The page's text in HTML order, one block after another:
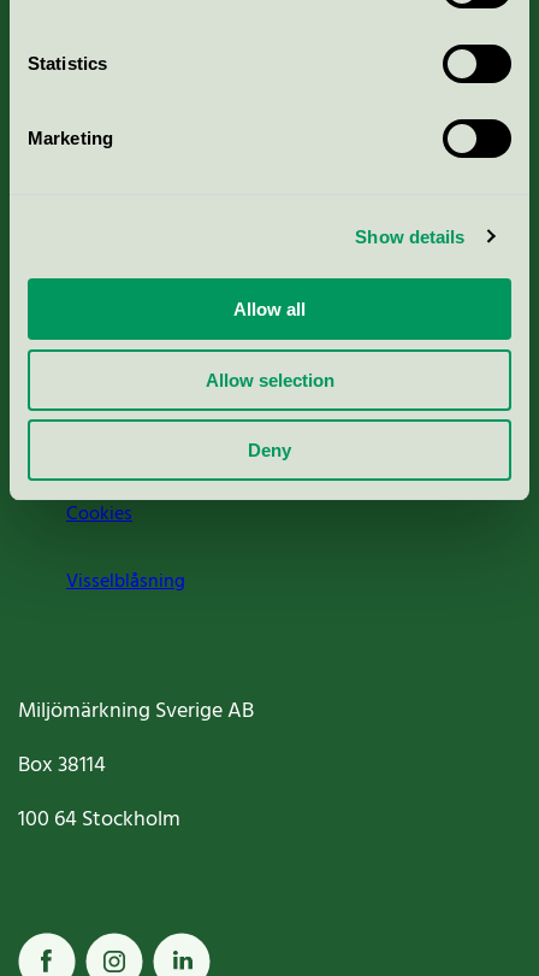
Statistics
Marketing
Show details
Allow all
Allow selection
Deny
Cookies
Visselblåsning
Miljömärkning Sverige AB
Box38114
100 64Stockholm